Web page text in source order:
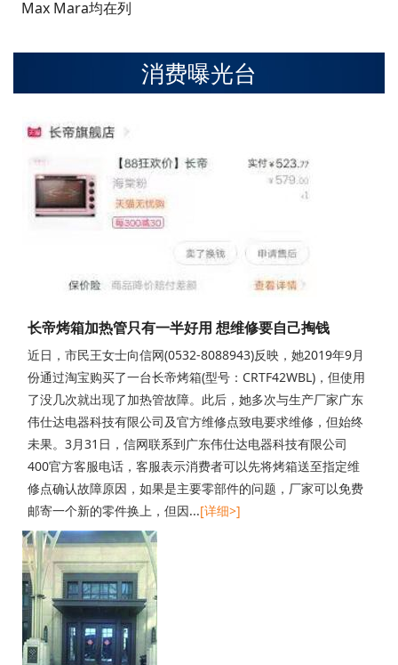
消费曝光台
长帝烤箱加热管只有一半好用 想维修要自己掏钱
近日，市民王女士向信网(0532-8088943)反映，她2019年9月
份通过淘宝购买了一台长帝烤箱(型号：CRTF42WBL)，但使用
了没几次就出现了加热管故障。此后，她多次与生产厂家广东
伟仕达电器科技有限公司及官方维修点致电要求维修，但始终
未果。3月31日，信网联系到广东伟仕达电器科技有限公司
400官方客服电话，客服表示消费者可以先将烤箱送至指定维
修点确认故障原因，如果是主要零部件的问题，厂家可以免费
邮寄一个新的零件换上，但因...[详细>]